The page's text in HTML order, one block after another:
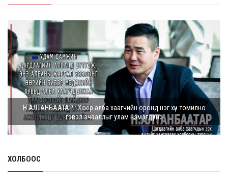
НӨАТ-ын буцаан олголтыг 8 хувь болгох өргөдөлд 14
Г.Дамдинням: Шатахууны үнэ дээр тохиролцох
боломжгүй. Одоогоор олдож байгаа газра...
8 сарын 05, 2026
Э.Батшугар: Монгол Улс нэг эх үүсвэрээс буюу өндөр
чанартай эмийг, хямд үнээр худ...
8 сарын 05, 2026
Н.АЛТАНБААТАР : Хоёр алба хаагчийн оронд нэг хүн томилно
гэвэл ачааллыг улам нэмэгдүүлнэ
ХОЛБООС